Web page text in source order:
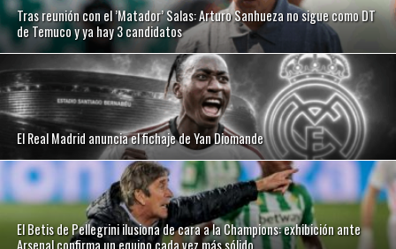
Tras reunión con el ’Matador’ Salas: Arturo Sanhueza no sigue como DT
de Temuco y ya hay 3 candidatos
El Real Madrid anuncia el fichaje de Yan Diomande
El Betis de Pellegrini ilusiona de cara a la Champions: exhibición ante